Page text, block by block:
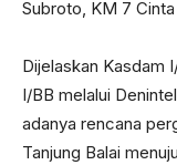
Subroto, KM 7
Dijelaskan Kasdam
I/BB melalui
adanya rencana
Tanjung Balai